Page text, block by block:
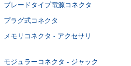
ブレードタイプ電源コネクタ
プラグ式コネクタ
メモリコネクタ - アクセサリ
モジュラーコネクタ - ジャック